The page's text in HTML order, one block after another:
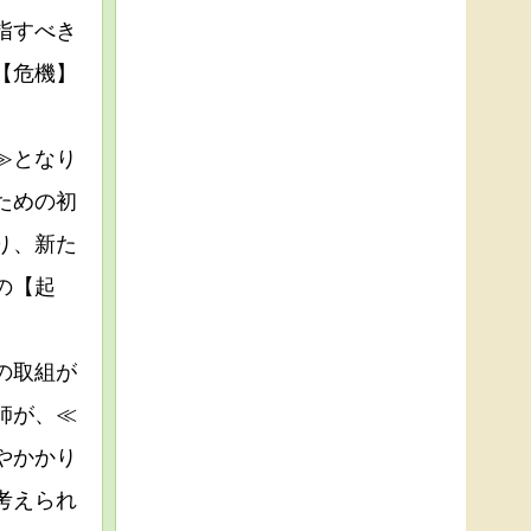
すべき
機】
となり
めの初
、新た
【起
取組が
が、≪
かかり
えられ